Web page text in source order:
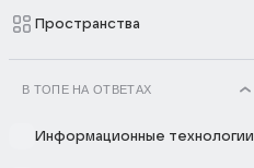
Пространства
В ТОПЕ НА ОТВЕТАХ
Информационные технологии